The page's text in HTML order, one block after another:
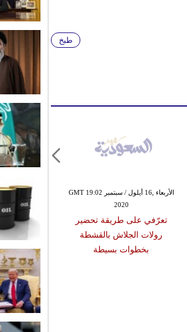
طبخ
الأربعاء ,16 أيلول / سبتمبر GMT 19:02
2020
تعرّفي على طريقة تحضير
رولات الجلاش بالقشطة
بخطوات بسيطة